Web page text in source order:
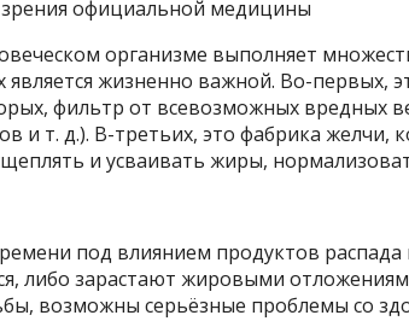
официальной медицины
организме выполняет
является жизненно важной. Во-первых,
фильтр от всевозможных вредных
и т. д.). В-третьих, это фабрика желчи,
и усваивать жиры,
под влиянием продуктов распада
либо зарастают жировыми
возможны серьёзные проблемы со